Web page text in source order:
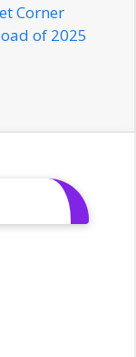
Corner
of 2025